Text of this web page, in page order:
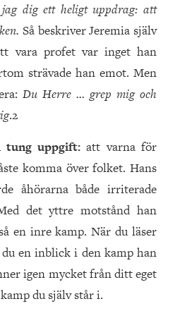
jag dig ett heligt uppdrag: att
Så beskriver Jeremia själv
vara profet var inget han
strävade han emot. Men
Du Herre … grep mig och
.2
tung uppgift:att varna för
komma över folket. Hans
åhörarna både irriterade
det yttre motstånd han
en inre kamp. När du läser
en inblick i den kamp han
igen mycket från ditt eget
du själv står i.